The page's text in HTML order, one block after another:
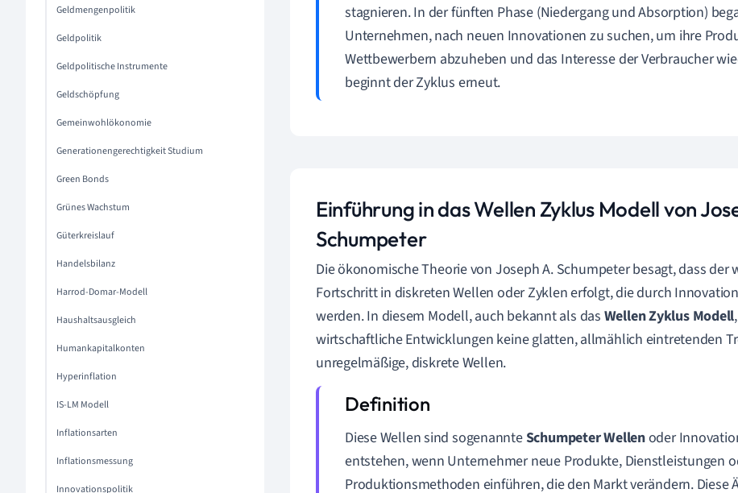
Geldmengenpolitik
Geldpolitik
Geldpolitische Instrumente
Geldschöpfung
Gemeinwohlökonomie
Generationengerechtigkeit Studium
Green Bonds
Grünes Wachstum
Güterkreislauf
Handelsbilanz
Harrod-Domar-Modell
Haushaltsausgleich
Humankapitalkonten
Hyperinflation
IS-LM Modell
Inflationsarten
Inflationsmessung
Innovationspolitik
stagnieren. In der fünften Phase (Niedergang und Absorption)
Unternehmen, nach neuen Innovationen zu suchen, um ihre
Wettbewerbern abzuheben und das Interesse der Verbraucher
beginnt der Zyklus erneut.
Einführung in das Wellen Zyklus Modell von
Schumpeter
Die ökonomische Theorie von Joseph A. Schumpeter besagt, dass der
Fortschritt in diskreten Wellen oder Zyklen erfolgt, die durch
werden. In diesem Modell, auch bekannt als das Wellen Zyklus Modell
wirtschaftliche Entwicklungen keine glatten, allmählich eintretenden
unregelmäßige, diskrete Wellen.
Diese Wellen sind sogenannteSchumpeter Wellenoder
entstehen, wenn Unternehmer neue Produkte, Dienstleistungen
Produktionsmethoden einführen, die den Markt verändern. Diese